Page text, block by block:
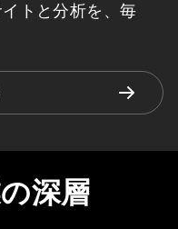
トと分析を、毎
深層